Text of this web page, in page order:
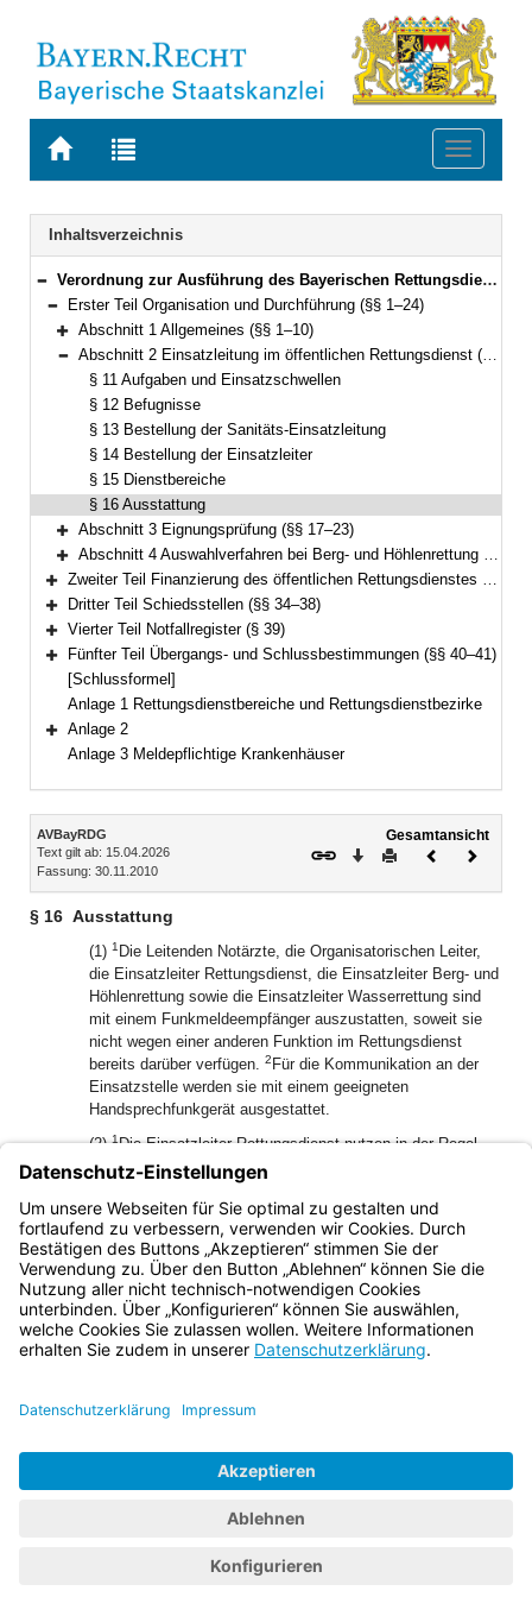
Zur
BAYERN.RECHT
Zur
letzten
Suche
Toggle
Navigation
Inhaltsverzeichnis
Bereich reduzieren
Verordnung zur Ausführung des Bayerischen Rettungsdienstgesetzes (AVBayRDG) Vom 30. November 2010 (GVBl. S. 786) BayRS 215-5-1-5-I (§§ 1–41)
Bereich reduzieren
Erster Teil Organisation und Durchführung (§§ 1–24)
Bereich erweitern
Abschnitt 1 Allgemeines (§§ 1–10)
Bereich reduzieren
Abschnitt 2 Einsatzleitung im öffentlichen Rettungsdienst (§§ 11–16)
§ 11 Aufgaben und Einsatzschwellen
§ 12 Befugnisse
§ 13 Bestellung der Sanitäts-Einsatzleitung
§ 14 Bestellung der Einsatzleiter
§ 15 Dienstbereiche
§ 16 Ausstattung
Bereich erweitern
Abschnitt 3 Eignungsprüfung (§§ 17–23)
Bereich erweitern
Abschnitt 4 Auswahlverfahren bei Berg- und Höhlenrettung oder Wasserrettung (§ 24)
Bereich erweitern
Zweiter Teil Finanzierung des öffentlichen Rettungsdienstes (§§ 25–33)
Bereich erweitern
Dritter Teil Schiedsstellen (§§ 34–38)
Bereich erweitern
Vierter Teil Notfallregister (§ 39)
Bereich erweitern
Fünfter Teil Übergangs- und Schlussbestimmungen (§§ 40–41)
[Schlussformel]
Anlage 1 Rettungsdienstbereiche und Rettungsdienstbezirke
Bereich erweitern
Anlage 2
Anlage 3 Meldepflichtige Krankenhäuser
Inhalt
AVBayRDG
Text gilt ab: 15.04.2026
Fassung: 30.11.2010
Gesamtansicht
Download
DruckenVorheriges
§ 16 Ausstattung
(1) 1 Die Leitenden Notärzte, die Organisatorischen Leiter,
die Einsatzleiter Rettungsdienst, die Einsatzleiter Berg- und
Höhlenrettung sowie die Einsatzleiter Wasserrettung sind
mit einem Funkmeldeempfänger auszustatten, soweit sie
nicht wegen einer anderen Funktion im Rettungsdienst
bereits darüber verfügen. 2 Für die Kommunikation an der
Einsatzstelle werden sie mit einem geeigneten
Handsprechfunkgerät ausgestattet.
(2)1Die Einsatzleiter Rettungsdienst nutzen in der Regel
das Einsatzfahrzeug eines Durchführenden des
Dieses Einsatzfahrzeug ist mit einer
tragbaren BOS-Funkausrüstung und einem Notfallrucksack
auszustatten.
Bayern.de
BayernPortal
Impressum